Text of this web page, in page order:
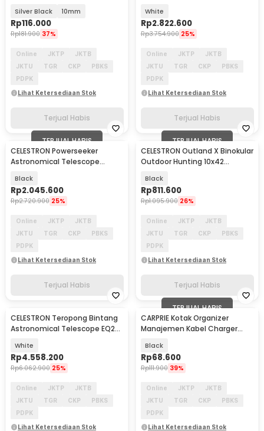
Silver Black 10mm
Rp116.000
Rp181.900 37%
Online JKTP
JKTB
JKTU
TGR CKP
PBKS
PDPK
Lihat Ketersediaan Stok
Terjual Habis
White
Rp2.822.600
Rp3.754.900 25%
Online JKTP
JKTB
JKTU
TGR CKP
PBKS
PDPK
Lihat Ketersediaan Stok
Terjual Habis
TERJUAL HABIS
CELESTRON Powerseeker
Astronomical Telescope
Black
Rp2.045.600
Rp2.720.900 25%
Online JKTP
JKTB
JKTU
TGR CKP
PBKS
PDPK
Lihat Ketersediaan Stok
Terjual Habis
TERJUAL HABIS
CELESTRON Outland X Binokular
Outdoor Hunting 10x42
Black
Rp811.600
Rp1.095.900 26%
Online JKTP
JKTB
JKTU
TGR CKP
PBKS
PDPK
Lihat Ketersediaan Stok
Terjual Habis
Akan Datang
CELESTRON Teropong Bintang
Astronomical Telescope EQ2
90EQ
White
Rp4.558.200
Rp6.062.900 25%
Online JKTP
JKTB
JKTU
TGR CKP
PBKS
PDPK
Lihat Ketersediaan Stok
TERJUAL HABIS
CARPRIE Kotak Organizer
Manajemen Kabel Charger
Black
Rp68.600
Rp111.900 39%
Online JKTP
JKTB
JKTU
TGR CKP
PBKS
PDPK
Lihat Ketersediaan Stok